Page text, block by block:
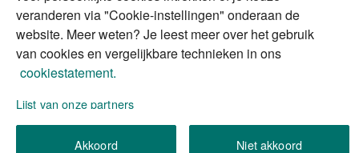
Toegankelijkheid
Disclaimer RSS
We gebruiken de persoonlijke informatie die u
invult, om uw verzoek (of aanvraag) te verwerken.
veranderen via "Cookie-instellingen" onderaan de
website. Meer weten? Je leest meer over het gebruik
van cookies en vergelijkbare technieken in ons
cookiestatement.
Lijst van onze partners
Akkoord Niet akkoord